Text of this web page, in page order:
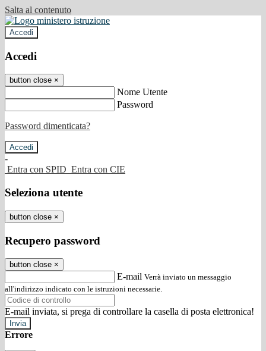
Salta al contenuto
Accedi
Accedi
button close ×
Nome Utente
Password
Password dimenticata?
-
Entra con SPID Entra con CIE
Seleziona utente
button close ×
Recupero password
button close ×
E-mail Verrà inviato un messaggio
all'indirizzo indicato con le istruzioni necessarie.
E-mail inviata, si prega di controllare la casella di posta elettronica!
Errore